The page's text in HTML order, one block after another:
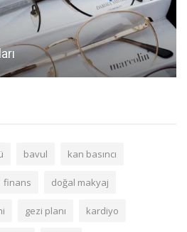
bavul kan basıncı
finans doğal makyaj
gezi planı kardiyo